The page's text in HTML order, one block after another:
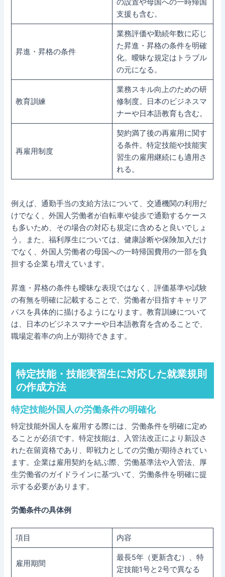
の設置や母国への一時帰国
支援も含む。
昇進・昇格の条件
業務評価や勤続年数に応じ
た昇進・昇格の条件を明確
化。曖昧な規定はトラブル
の元になる。
教育訓練
業務スキル向上のための研
修制度。日本のビジネスマ
ナーや日本語教育も含む。
再雇用制度
契約満了後の再雇用に関す
る条件。特定技能や技能実
習生の雇用継続にも適用さ
れる。
例えば、通勤手当の支給方法について、交通機関の利用だ
けでなく、外国人労働者が自転車や徒歩で通勤するケース
も多いため、その場合の対応も規定に含めると良いでしょ
う。また、福利厚生については、健康診断や保険加入だけ
でなく、外国人労働者の母国への一時帰国費用の一部を負
担する企業も増えています。
昇進・昇格の条件も曖昧な表現ではなく、評価基準や試験
の有無を明確に記載することで、労働者が目指すキャリア
パスを具体的に描けるようになります。教育訓練について
は、日本のビジネスマナーや日本語教育を含めることで、
職場定着率の向上が期待できます。
特定技能・技能実習生に対応した就業規則
の作成方法
特定技能外国人の労働条件の明確化
特定技能外国人を雇用する際には、労働条件を明確に定め
ることが必須です。特定技能は、入管法改正により新設さ
れた在留資格であり、即戦力としての労働が期待されてい
ます。企業は雇用契約を結ぶ際、労働基準法や入管法、厚
生労働省のガイドラインに基づいて、労働条件を明確に提
示する必要があります。
労働条件の具体例
項目 内容
雇用期間
最長5年（更新含む）、特
定技能1号と2号で異なる